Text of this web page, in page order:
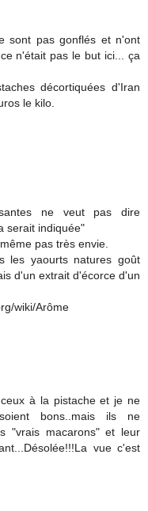
sont pas gonflés et n'ont
n'était pas le but ici... ça
décortiquées d'Iran
le kilo.
ne veut pas dire
serait indiquée"
pas très envie.
les yaourts natures goût
d'un extrait d'écorce d'un
wiki/Arôme
à la pistache et je ne
bons..mais ils ne
"vrais macarons" et leur
vue c'est